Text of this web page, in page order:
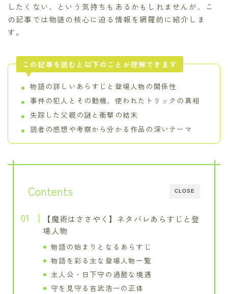
したくない、という気持ちもあるかもしれませんが、こ
の記事では物語の核心に迫る情報を網羅的に紹介しま
す。
この記事を読むと以下のことが理解できます
物語の詳しいあらすじと登場人物の関係性
事件の犯人とその動機、使われたトリックの真相
失踪した父親の謎と衝撃の結末
読者の感想や考察から分かる作品の深いテーマ
CLOSE
Contents
【魔術はささやく】ネタバレあらすじと登
場人物
物語の始まりとなるあらすじ
物語を彩る主な登場人物一覧
主人公・日下守の過酷な境遇
守を見守る吉武浩一の正体